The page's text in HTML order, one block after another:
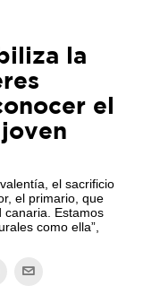
la
el
el sacrificio
el primario, que
canaria. Estamos
como ella”,